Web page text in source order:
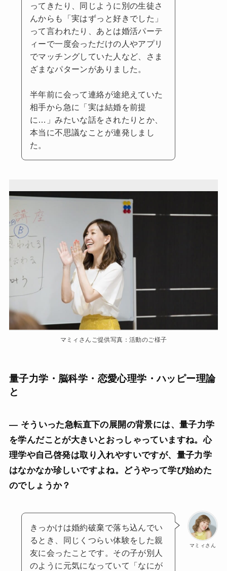
ってきたり、同じように別の生徒さ
んからも「実はずっと好きでした」
って言われたり、あとは婚活パーテ
ィーで一度会っただけの人やアプリ
でマッチングしていた人など、さま
ざまなパターンがありました。
半年前に会って連絡が途絶えていた
相手から急に「実は結婚を前提
に…」みたいな話をされたりとか、
本当に不思議なことが連発しまし
た。
マミィさんご提供写真：活動のご様子
量子力学・脳科学・恋愛心理学・ハッピー理論
と
— そういった急転直下の展開の背景には、量子力学
を学んだことが大きいとおっしゃっていますね。心
理学や自己啓発は取り入れやすいですが、量子力学
はなかなか珍しいですよね。どうやって学び始めた
のでしょうか？
マミィさん
きっかけは婚約破棄で落ち込んでい
るとき、同じくつらい体験をした親
友に会ったことです。その子が別人
のように元気になっていて「なにが